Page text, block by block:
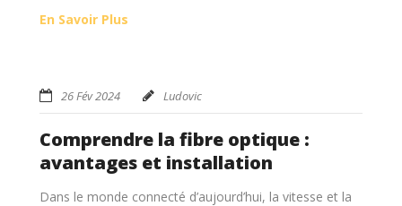
En Savoir Plus
26 Fév 2024 Ludovic
Comprendre la fibre optique :
avantages et installation
Dans le monde connecté d’aujourd’hui, la vitesse et la